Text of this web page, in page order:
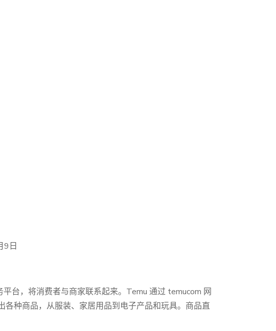
9日
台，将消费者与商家联系起来。Temu 通过 temucom 网
各种商品，从服装、家居用品到电子产品和玩具。商品直